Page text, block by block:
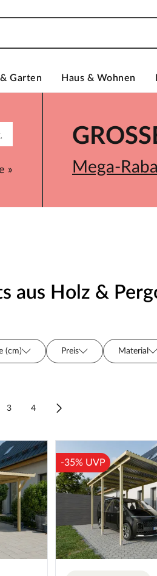
Garten Haus & Wohnen
» Mega-
aus Holz &
(cm) Preis Material
3 4
-35% UVP